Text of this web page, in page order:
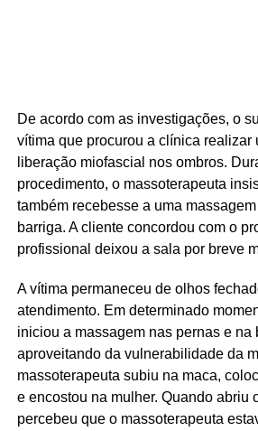
De acordo com as investigações, o
vítima que procurou a clínica realizar
liberação miofascial nos ombros.
procedimento, o massoterapeuta
também recebesse a uma
barriga. A cliente concordou com o
profissional deixou a sala por breve
A vítima permaneceu de olhos
atendimento. Em determinado
iniciou a massagem nas pernas e na
aproveitando da vulnerabilidade da
massoterapeuta subiu na maca,
e encostou na mulher. Quando abriu
percebeu que o massoterapeuta